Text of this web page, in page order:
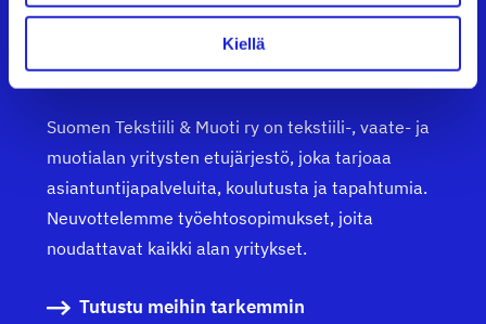
Kiellä
Suomen Tekstiili & Muoti ry
Suomen Tekstiili & Muoti ry on tekstiili-, vaate- ja
muotialan yritysten etujärjestö, joka tarjoaa
asiantuntijapalveluita, koulutusta ja tapahtumia.
Neuvottelemme työehtosopimukset, joita
noudattavat kaikki alan yritykset.
Tutustu meihin tarkemmin